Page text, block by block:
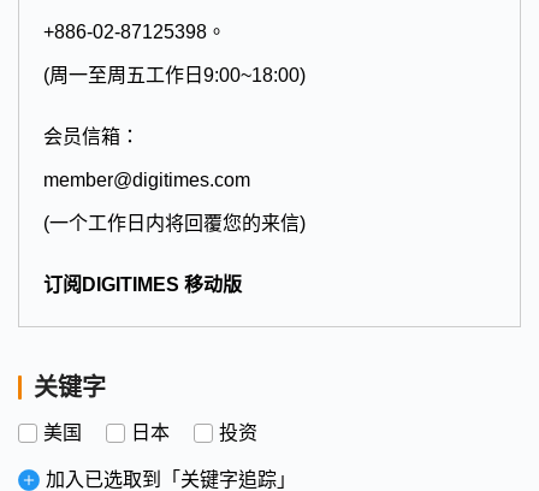
+886-02-87125398。
(周一至周五工作日9:00~18:00)
会员信箱：
member@digitimes.com
(一个工作日内将回覆您的来信)
订阅DIGITIMES 移动版
关键字
美国 日本 投资
加入已选取到「关键字追踪」